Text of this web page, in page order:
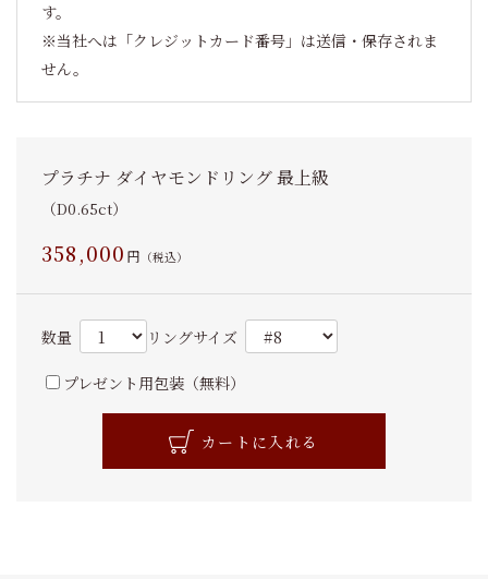
す。
※当社へは「クレジットカード番号」は送信・保存されま
せん。
プラチナ ダイヤモンドリング 最上級
（D0.65ct）
358,000 円 （税込）
数量 リングサイズ
プレゼント用包装（無料）
カートに入れる